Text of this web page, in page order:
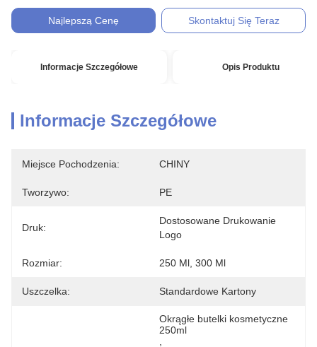
Najlepszą Cenę Skontaktuj Się Teraz
Informacje Szczegółowe Opis Produktu
Informacje Szczegółowe
Miejsce Pochodzenia: CHINY
Tworzywo: PE
Druk:
Dostosowane Drukowanie
Logo
Rozmiar: 250 Ml, 300 Ml
Uszczelka: Standardowe Kartony
Okrągłe butelki kosmetyczne
250ml